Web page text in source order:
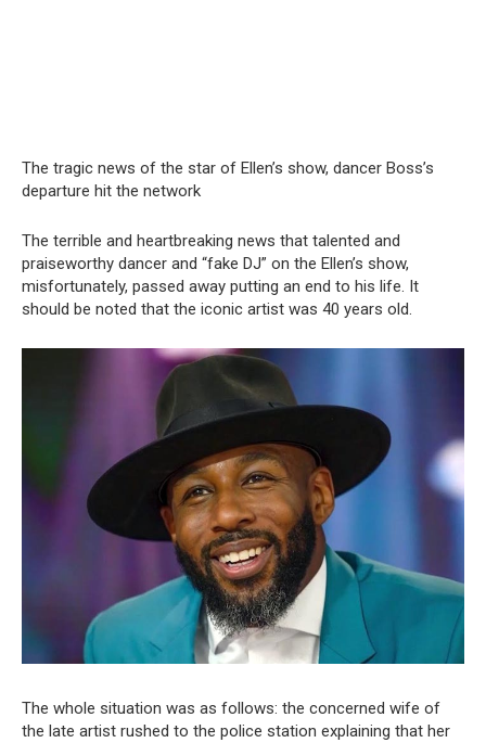
The tragic news of the star of Ellen’s show, dancer Boss’s
departure hit the network
The terrible and heartbreaking news that talented and
praiseworthy dancer and “fake DJ” on the Ellen’s show,
misfortunately, passed away putting an end to his life. It
should be noted that the iconic artist was 40 years old.
The whole situation was as follows: the concerned wife of
the late artist rushed to the police station explaining that her